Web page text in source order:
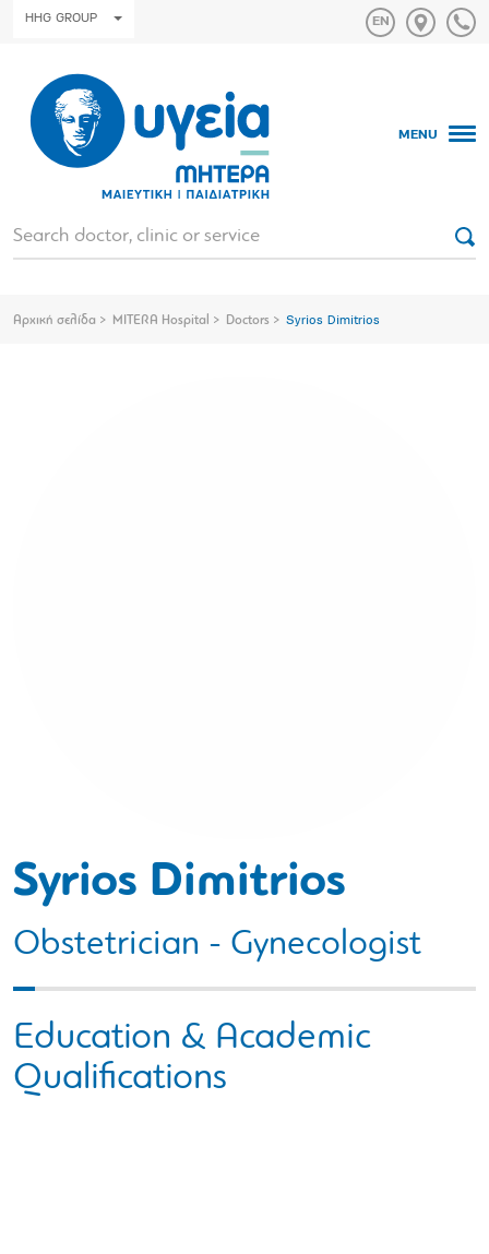
HHG GROUP
MENU
Αρχική σελίδα MITERA Hospital Doctors Syrios Dimitrios
Syrios Dimitrios
Obstetrician - Gynecologist
Education & Academic
Qualifications